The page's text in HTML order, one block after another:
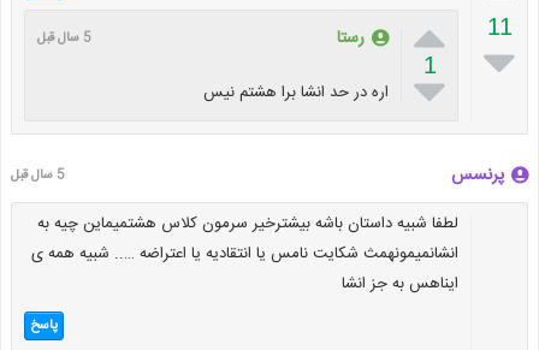
11


1

رستا 5 سال قبل
اره در حد انشا برا هشتم نیس
پرنسس 5 سال قبل
لطفا شبیه داستان باشه بیشترخیر سرمون کلاس هشتمیماین چیه به
انشانمیمونهمث شکایت نامس یا انتقادیه یا اعتراضه ….. شبیه همه ی
ایناهس به جز انشا
پاسخ